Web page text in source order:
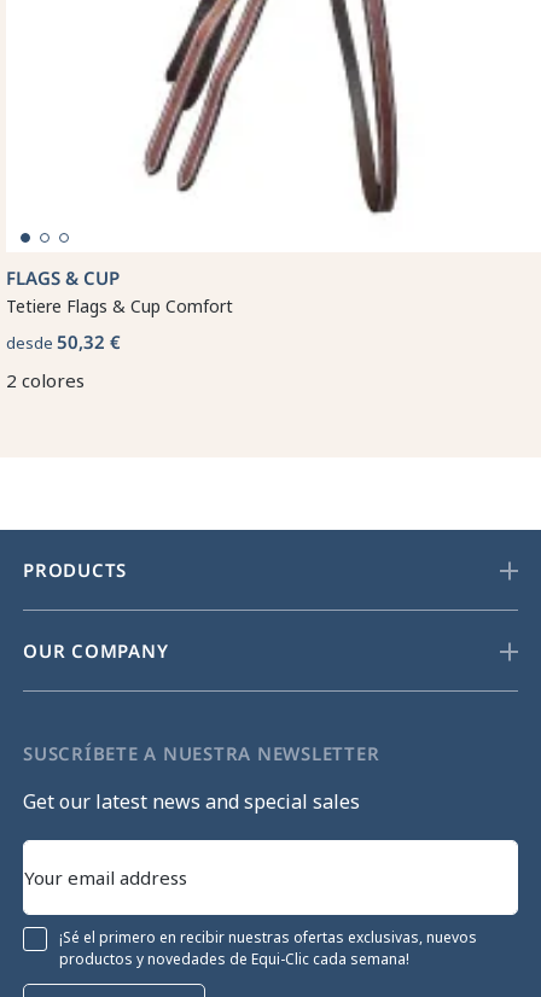
FLAGS & CUP
Tetiere Flags & Cup Comfort
desde 50,32 €
2 colores
PRODUCTS
OUR COMPANY
SUSCRÍBETE A NUESTRA NEWSLETTER
Get our latest news and special sales
¡Sé el primero en recibir nuestras ofertas exclusivas, nuevos
productos y novedades de Equi-Clic cada semana!